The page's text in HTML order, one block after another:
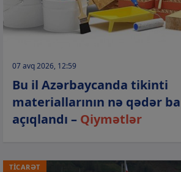
07 avq 2026, 12:59
Bu il Azərbaycanda tikinti
materiallarının nə qədər
açıqlandı – Qiymətlər
TİCARƏT